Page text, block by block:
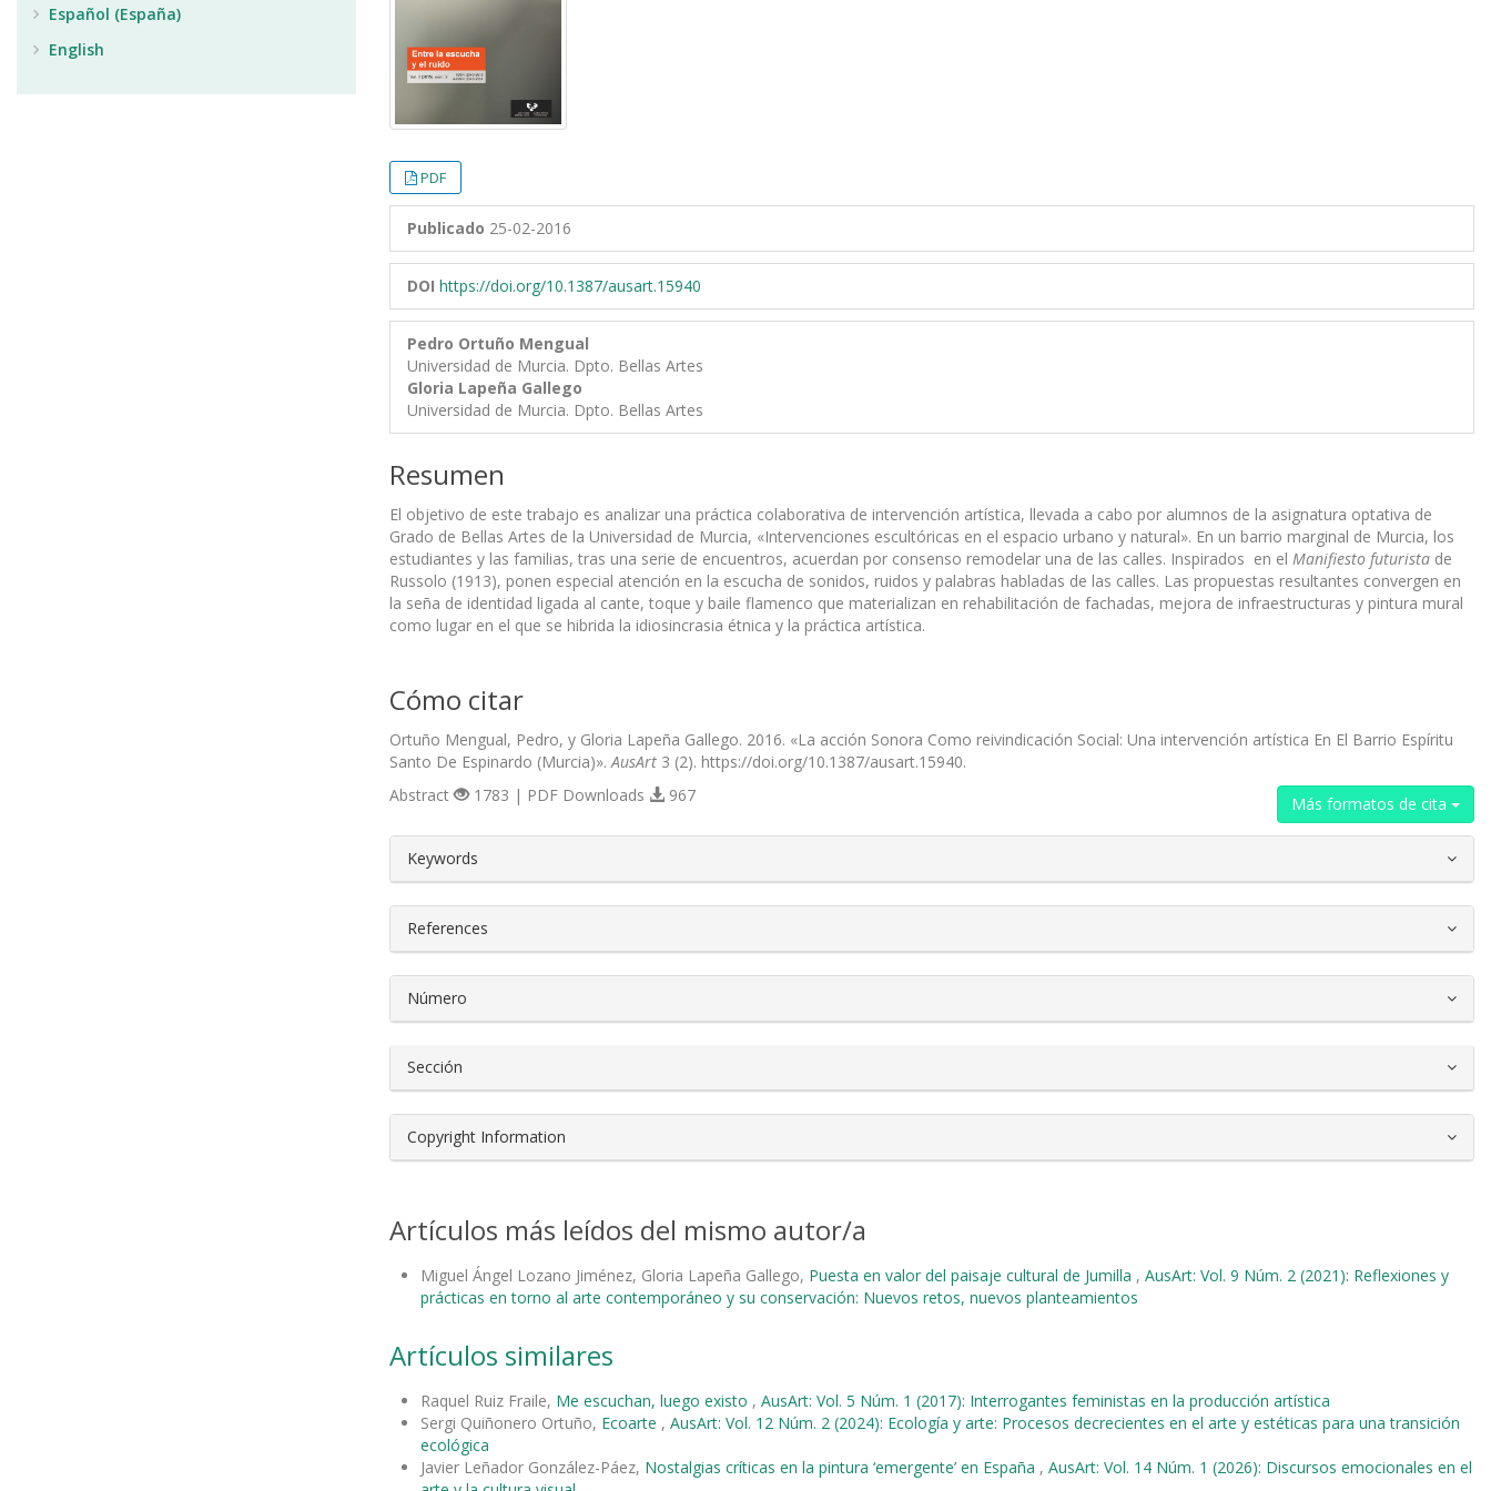
PDF
Publicado 25-02-2016
DOI https://doi.org/10.1387/ausart.15940
Pedro Ortuño Mengual
Universidad de Murcia. Dpto. Bellas Artes
Gloria Lapeña Gallego
Universidad de Murcia. Dpto. Bellas Artes
Resumen
El objetivo de este trabajo es analizar una práctica colaborativa de intervención artística, llevada a cabo por alumnos de la asignatura optativa de
Grado de Bellas Artes de la Universidad de Murcia, «Intervenciones escultóricas en el espacio urbano y natural». En un barrio marginal de Murcia, los
estudiantes y las familias, tras una serie de encuentros, acuerdan por consenso remodelar una de las calles. Inspirados en el Manifiesto futurista de
Russolo (1913), ponen especial atención en la escucha de sonidos, ruidos y palabras habladas de las calles. Las propuestas resultantes convergen en
la seña de identidad ligada al cante, toque y baile flamenco que materializan en rehabilitación de fachadas, mejora de infraestructuras y pintura mural
como lugar en el que se hibrida la idiosincrasia étnica y la práctica artística.
Cómo citar
Ortuño Mengual, Pedro, y Gloria Lapeña Gallego. 2016. «La acción Sonora Como reivindicación Social: Una intervención artística En El Barrio Espíritu
Santo De Espinardo (Murcia)». AusArt 3 (2). https://doi.org/10.1387/ausart.15940.
Más formatos de cita
Abstract 1783 | PDF Downloads 967
##plugins.themes.bootstrap3.article.details##
Keywords
References
Número
Sección
Copyright Information
Artículos más leídos del mismo autor/a
Miguel Ángel Lozano Jiménez, Gloria Lapeña Gallego, Puesta en valor del paisaje cultural de Jumilla , AusArt: Vol. 9 Núm. 2 (2021): Reflexiones y
prácticas en torno al arte contemporáneo y su conservación: Nuevos retos, nuevos planteamientos
Artículos similares
Raquel Ruiz Fraile, Me escuchan, luego existo , AusArt: Vol. 5 Núm. 1 (2017): Interrogantes feministas en la producción artística
Sergi Quiñonero Ortuño, Ecoarte , AusArt: Vol. 12 Núm. 2 (2024): Ecología y arte: Procesos decrecientes en el arte y estéticas para una transición
ecológica
Javier Leñador González-Páez, Nostalgias críticas en la pintura ‘emergente’ en España , AusArt: Vol. 14 Núm. 1 (2026): Discursos emocionales en el
Español (España)
English